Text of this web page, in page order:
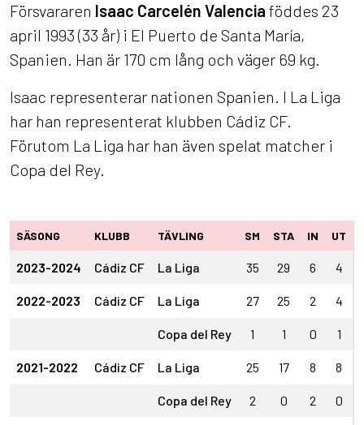
Försvararen Isaac Carcelén Valencia föddes 23
april 1993 (33 år) i El Puerto de Santa María,
Spanien. Han är 170 cm lång och väger 69 kg.
Isaac representerar nationen Spanien. I La Liga
har han representerat klubben Cádiz CF.
Förutom La Liga har han även spelat matcher i
Copa del Rey.
SÄSONG KLUBB TÄVLING SM STA IN UT
2023-2024 Cádiz CF La Liga 35 29 6 4
2022-2023 Cádiz CF La Liga 27 25 2 4
Copa del Rey 1 1 0 1
2021-2022 Cádiz CF La Liga 25 17 8 8
Copa del Rey 2 0 2 0